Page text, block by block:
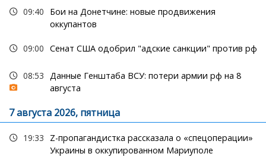
09:40
Бои на Донетчине: новые продвижения
оккупантов
09:00 Сенат США одобрил "адские санкции" против рф
08:53 Данные Генштаба ВСУ: потери армии рф на 8
августа
7 августа 2026, пятница
19:33
Z-пропагандистка рассказала о «спецоперации»
Украины в оккупированном Мариуполе